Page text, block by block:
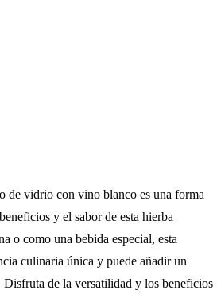
de vidrio con vino blanco es una forma
y el sabor de esta hierba
o como una bebida especial, esta
culinaria única y puede añadir un
Disfruta de la versatilidad y los beneficios